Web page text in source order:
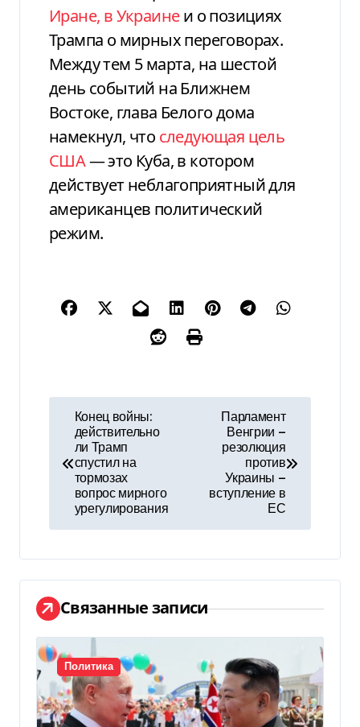
Иране, в Украинеи о позициях
Трампа о мирных переговорах.
Между тем 5 марта, на шестой
день событий на Ближнем
Востоке, глава Белого дома
намекнул, что следующая цель
США— это Куба, в котором
действует неблагоприятный для
американцев политический
режим.
а
ц
и
я
п
Конец войны:
действительно
ли Трамп
спустил на
тормозах
вопрос мирного
урегулирования
Парламент
Венгрии —
резолюция
против
Украины —
вступление в
ЕС
Связанные записи
Политика